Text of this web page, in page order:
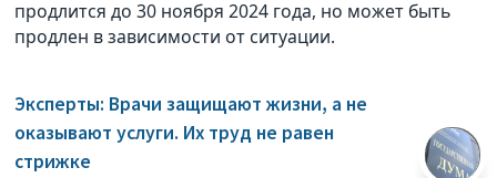
продлится до 30 ноября 2024 года, но может быть
продлен в зависимости от ситуации.
Эксперты: Врачи защищают жизни, а не
оказывают услуги. Их труд не равен
стрижке